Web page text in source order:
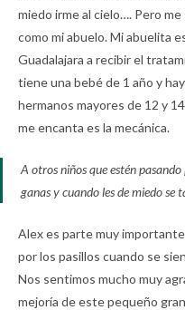
miedo irme al cielo…. Pero
como mi abuelo. Mi abuelita
Guadalajara a recibir el
tiene una bebé de 1 año y
hermanos mayores de 12 y
me encanta es la mecánica.
A otros niños que estén
ganas y cuando les de miedo se
Alex es parte muy
por los pasillos cuando se
Nos sentimos mucho muy
mejoría de este pequeño